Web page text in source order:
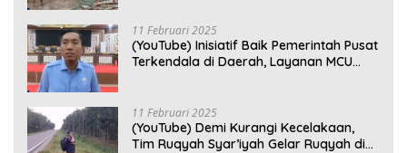
11 Februari 2025
(YouTube) Inisiatif Baik Pemerintah Pusat
Terkendala di Daerah, Layanan MCU
11 Februari 2025
(YouTube) Demi Kurangi Kecelakaan,
Tim Ruqyah Syar’iyah Gelar Ruqyah di